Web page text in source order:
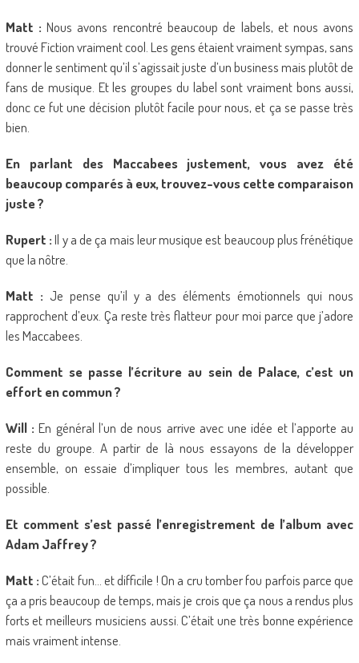
Matt : Nous avons rencontré beaucoup de labels, et nous avons
trouvé Fiction vraiment cool. Les gens étaient vraiment sympas, sans
donner le sentiment qu’il s’agissait juste d’un business mais plutôt de
fans de musique. Et les groupes du label sont vraiment bons aussi,
donc ce fut une décision plutôt facile pour nous, et ça se passe très
bien.
En parlant des Maccabees justement, vous avez été
beaucoup comparés à eux, trouvez-vous cette comparaison
juste ?
Rupert :Il y a de ça mais leur musique est beaucoup plus frénétique
que la nôtre.
Matt : Je pense qu’il y a des éléments émotionnels qui nous
rapprochent d’eux. Ça reste très flatteur pour moi parce que j’adore
les Maccabees.
Comment se passe l’écriture au sein de Palace, c’est un
effort en commun ?
Will : En général l’un de nous arrive avec une idée et l’apporte au
reste du groupe. A partir de là nous essayons de la développer
ensemble, on essaie d’impliquer tous les membres, autant que
possible.
Et comment s’est passé l’enregistrement de l’album avec
Adam Jaffrey ?
Matt :C’était fun… et difficile ! On a cru tomber fou parfois parce que
ça a pris beaucoup de temps, mais je crois que ça nous a rendus plus
forts et meilleurs musiciens aussi. C’était une très bonne expérience
mais vraiment intense.